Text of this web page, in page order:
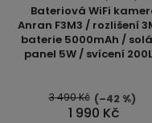
Bateriová WiFi
Anran F3M3 / rozlišení
baterie 5000mAh /
panel 5W / svícení
1 990 Kč
3 490 Kč (–42 %)